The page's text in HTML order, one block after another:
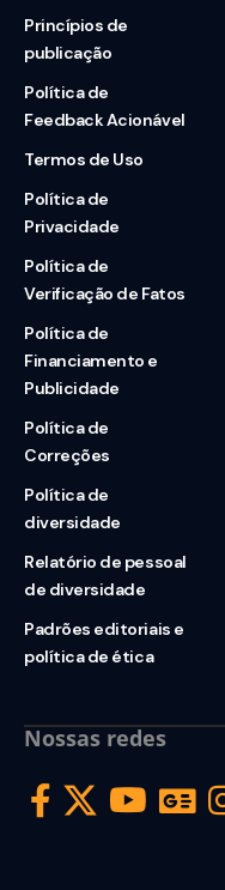
Princípios de
publicação
Política de
Feedback Acionável
Termos de Uso
Política de
Privacidade
Política de
Verificação de Fatos
Política de
Financiamento e
Publicidade
Política de
Correções
Política de
diversidade
Relatório de pessoal
de diversidade
Padrões editoriais e
política de ética
Nossas redes